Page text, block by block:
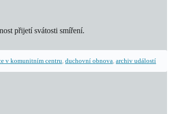
přijetí svátosti smíření.
v komunitním centru, duchovní obnova, archiv událostí